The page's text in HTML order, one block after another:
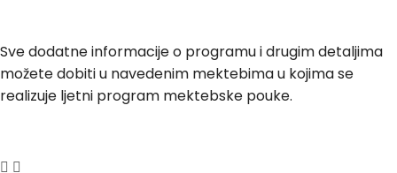
Sve dodatne informacije o programu i drugim detaljima
možete dobiti u navedenim mektebima u kojima se
realizuje ljetni program mektebske pouke.